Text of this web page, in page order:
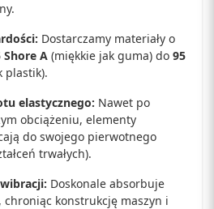
Dostarczamy materiały o
Shore A (miękkie jak guma) do 95
plastik).
elastycznego: Nawet po
obciążeniu, elementy
do swojego pierwotnego
trwałych).
Doskonale absorbuje
konstrukcję maszyn i